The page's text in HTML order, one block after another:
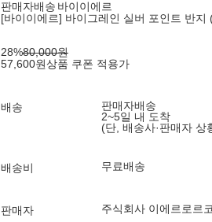
판매자배송 바이이에르
[바이이에르] 바이그레인 실버 포인트 반지
28%80,000원
57,600원상품 쿠폰 적용가
배송
판매자배송
2~5일 내 도착
(단, 배송사·판매자 상
배송비 무료배송
판매자 주식회사 이에르로르